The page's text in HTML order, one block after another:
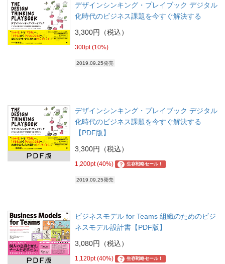
デザインシンキング・プレイブック デジタル
化時代のビジネス課題を今すぐ解決する
3,300円（税込）
300pt (10%)
2019.09.25発売
デザインシンキング・プレイブック デジタル
化時代のビジネス課題を今すぐ解決する
【PDF版】
3,300円（税込）
1,200pt (40%) ? 生存戦略セール！
2019.09.25発売
ビジネスモデル for Teams 組織のためのビジ
ネスモデル設計書【PDF版】
3,080円（税込）
1,120pt (40%) ? 生存戦略セール！